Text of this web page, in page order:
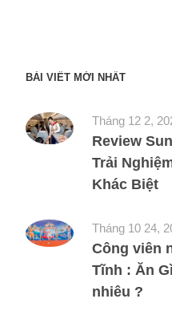
BÀI VIẾT MỚI NHẤT
Tháng 12 2,
Review
Trải
Khác Biệt
Tháng 10 24,
Công viên
Tĩnh : Ăn
nhiêu ?